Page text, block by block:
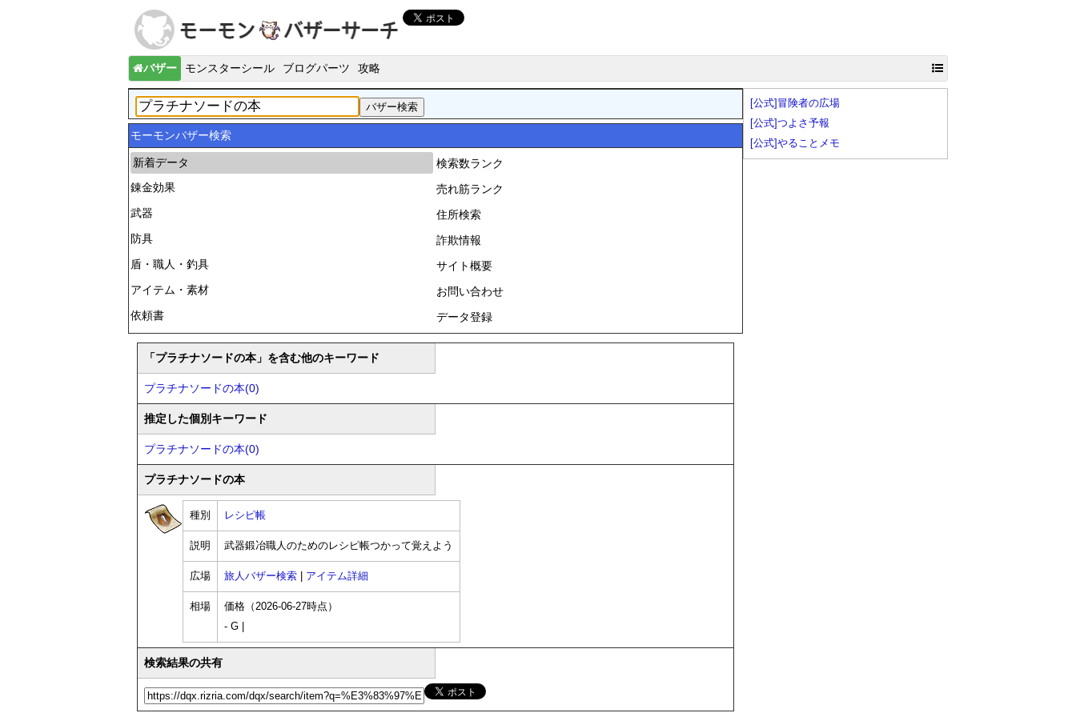
バザー モンスターシール ブログパーツ 攻略
モーモンバザー検索
新着データ
錬金効果
武器
防具
盾・職人・釣具
アイテム・素材
依頼書
検索数ランク
売れ筋ランク
住所検索
詐欺情報
サイト概要
お問い合わせ
データ登録
「プラチナソードの本」を含む他のキーワード
プラチナソードの本(0)
推定した個別キーワード
プラチナソードの本(0)
プラチナソードの本
種別 レシピ帳
説明 武器鍛冶職人のためのレシピ帳つかって覚えよう
広場 旅人バザー検索 アイテム詳細
相場
価格（2026-06-27時点）
- G |
検索結果の共有
[公式]冒険者の広場
[公式]つよさ予報
[公式]やることメモ